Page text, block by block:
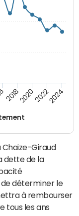
2018202020222024
Giraud
dette de la
déterminer le
à rembourser
tous les ans